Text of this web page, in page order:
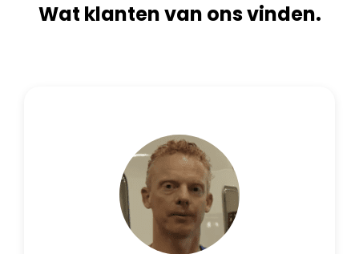
Wat klanten van ons vinden.